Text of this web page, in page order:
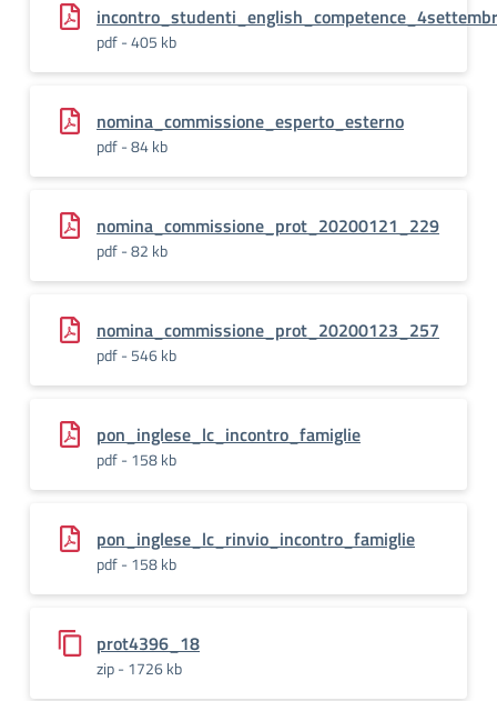
pdf - 405 kb
nomina_commissione_esperto_esterno
pdf - 84 kb
nomina_commissione_prot_20200121_229
pdf - 82 kb
nomina_commissione_prot_20200123_257
pdf - 546 kb
pon_inglese_lc_incontro_famiglie
pdf - 158 kb
pon_inglese_lc_rinvio_incontro_famiglie
pdf - 158 kb
prot4396_18
zip - 1726 kb